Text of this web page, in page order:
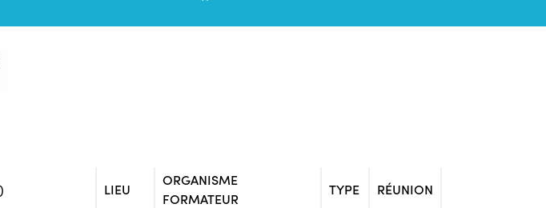
LIEU
ORGANISME
FORMATEUR
TYPE RÉUNION